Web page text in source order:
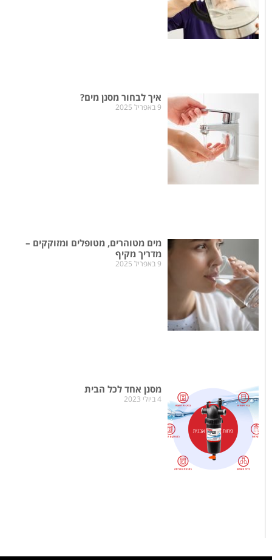
איך לבחור מסנן מים?
9 באפריל 2025
מים מטוהרים, מטופלים ומזוקקים –
מדריך מקיף
9 באפריל 2025
מסנן אחד לכל הבית
4 ביולי 2023